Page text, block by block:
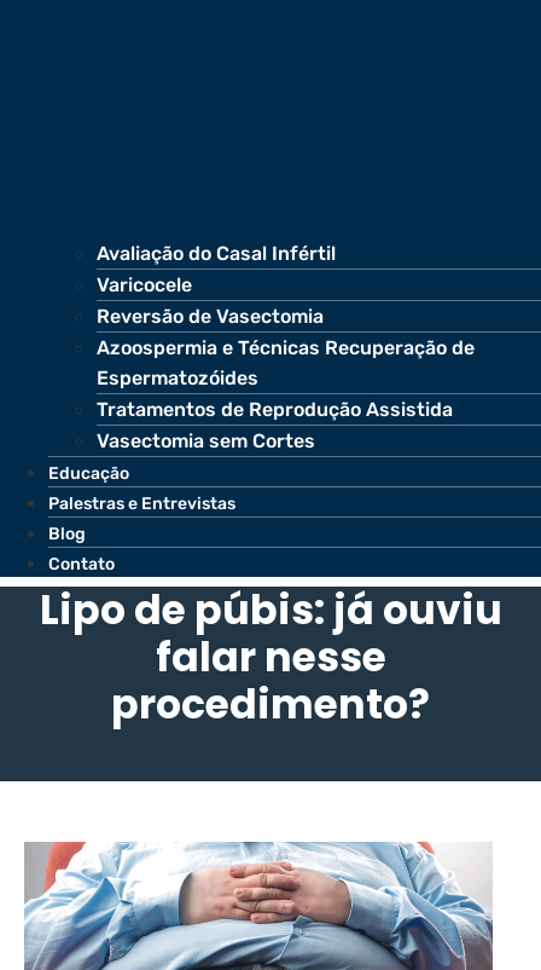
Avaliação do Casal Infértil
Varicocele
Reversão de Vasectomia
Azoospermia e Técnicas Recuperação de
Espermatozóides
Tratamentos de Reprodução Assistida
Vasectomia sem Cortes
Educação
Palestras e Entrevistas
Blog
Contato
Lipo de púbis: já ouviu
falar nesse
procedimento?